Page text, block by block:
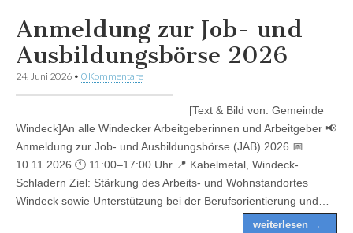
Anmeldung zur Job- und
Ausbildungsbörse 2026
24. Juni 2026 • 0 Kommentare
[Text & Bild von: Gemeinde
Windeck]An alle Windecker Arbeitgeberinnen und Arbeitgeber 📢
Anmeldung zur Job- und Ausbildungsbörse (JAB) 2026 📅
10.11.2026 🕚 11:00–17:00 Uhr 📍 Kabelmetal, Windeck-
Schladern Ziel: Stärkung des Arbeits- und Wohnstandortes
Windeck sowie Unterstützung bei der Berufsorientierung und…
weiterlesen →